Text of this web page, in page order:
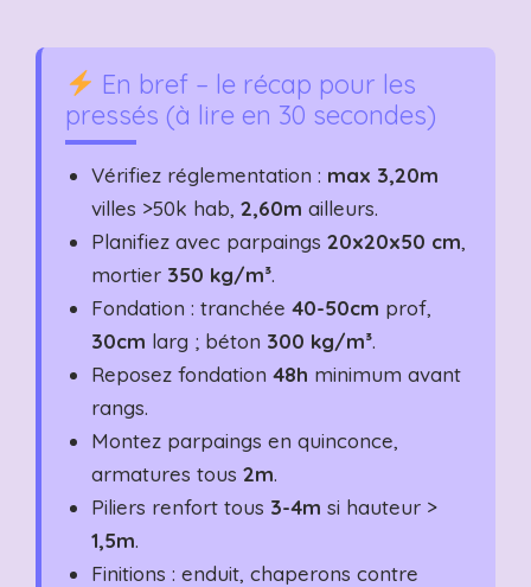
En bref – le récap pour les
pressés (à lire en 30 secondes)
Vérifiez réglementation : max 3,20m
villes >50k hab, 2,60m ailleurs.
Planifiez avec parpaings 20x20x50 cm,
mortier 350 kg/m³.
Fondation : tranchée 40-50cm prof,
30cm larg ; béton 300 kg/m³.
Reposez fondation 48h minimum avant
rangs.
Montez parpaings en quinconce,
armatures tous 2m.
Piliers renfort tous 3-4m si hauteur >
1,5m.
Finitions : enduit, chaperons contre